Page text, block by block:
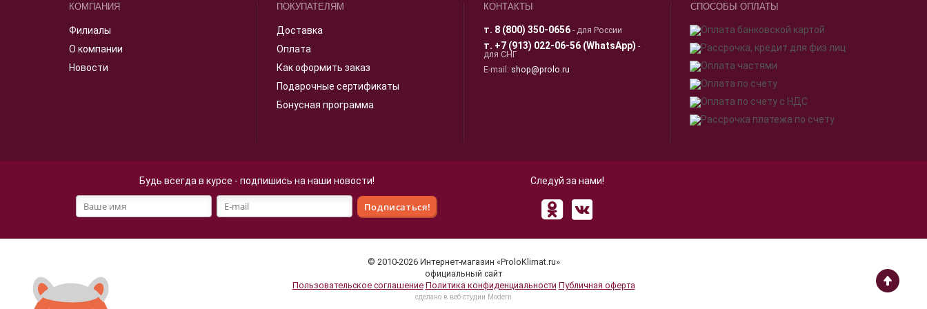
КОМПАНИЯ
Филиалы
О компании
Новости
ПОКУПАТЕЛЯМ
Доставка
Оплата
Как оформить заказ
Подарочные сертификаты
Бонусная программа
КОНТАКТЫ
т. 8 (800) 350-0656 - для России
т. +7 (913) 022-06-56 (WhatsApp) -
для СНГ
E-mail: shop@prolo.ru
СПОСОБЫ ОПЛАТЫ
Будь всегда в курсе - подпишись на наши новости! Следуй за нами!
© 2010-2026 Интернет-магазин «ProloKlimat.ru»
официальный сайт
Пользовательское соглашение Политика конфиденциальности Публичная оферта
cделано в веб-студии Modern
Мы используем файлы cookie для улучшения взаимодействия с пользователями и обслуживания.
Продолжая просмотр страниц нашего сайта, вы принимаете условияПолитики в отношении обработки